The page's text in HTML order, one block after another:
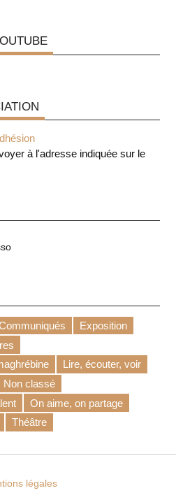
à l'adresse indiquée sur le
Exposition
Lire, écouter, voir
Non classé
On aime, on partage
Théâtre
légales